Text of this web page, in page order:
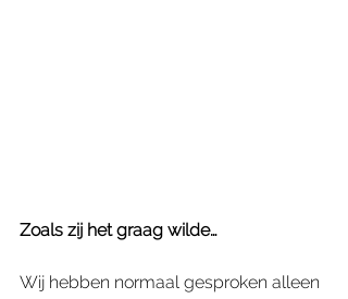
Zoals zij het graag wilde…
Wij hebben normaal gesproken alleen